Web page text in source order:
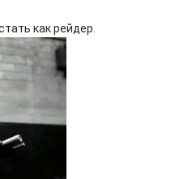
как рейдер.